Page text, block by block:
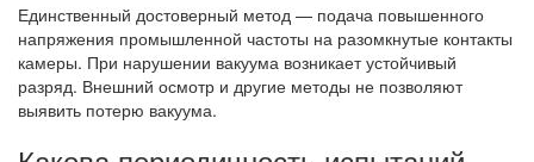
Единственный достоверный метод — подача повышенного
напряжения промышленной частоты на разомкнутые контакты
камеры. При нарушении вакуума возникает устойчивый
разряд. Внешний осмотр и другие методы не позволяют
выявить потерю вакуума.